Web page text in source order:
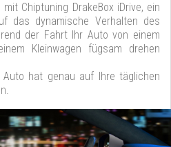
Chiptuning DrakeBox iDrive, ein
das dynamische Verhalten des
der Fahrt Ihr Auto von einem
Kleinwagen fügsam drehen
hat genau auf Ihre täglichen